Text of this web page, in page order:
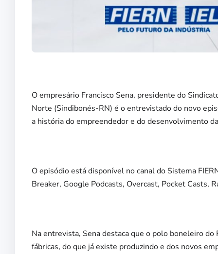
O empresário Francisco Sena, presidente do
Norte (Sindibonés-RN) é o entrevistado do novo
a história do empreendedor e do desenvolvimento
O episódio está disponível no canal do Sistema
Breaker, Google Podcasts, Overcast, Pocket Casts,
Na entrevista, Sena destaca que o polo boneleiro
fábricas, do que já existe produzindo e dos novos